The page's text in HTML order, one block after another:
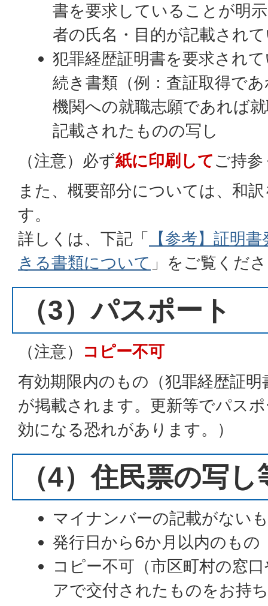
書を要求していることが明
者の氏名・目的が記載され
犯罪経歴証明書を要求され
続き書類（例：査証取得で
機関への就職志願であれば
記載されたものの写し
（注意）必ず紙に印刷してご持
また、概要部分については、和
す。
詳しくは、下記「 【参考】証明
きる書類について 」をご覧くだ
（3）パスポート
（注意）
コピー不可
有効期限内のもの（犯罪経歴証
が掲載されます。更新等でパス
効になる恐れがあります。）
（4）住民票の写し
マイナンバーの記載がない
発行日から6か月以内のもの
コピー不可（市区町村の窓
アで交付されたものをお持